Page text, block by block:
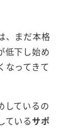
、まだ本格
低下し始め
なってきて
しているの
ているサポ